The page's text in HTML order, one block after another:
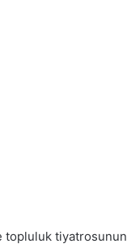
topluluk tiyatrosunun